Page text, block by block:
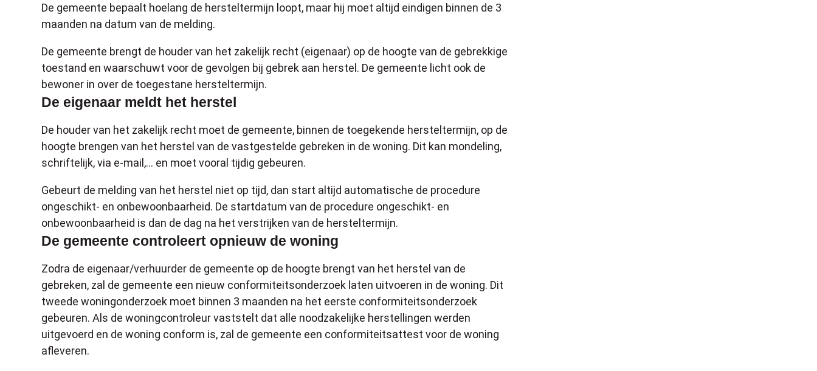
De gemeente bepaalt hoelang de hersteltermijn loopt, maar hij moet altijd eindigen binnen de 3
maanden na datum van de melding.
De gemeente brengt de houder van het zakelijk recht (eigenaar) op de hoogte van de gebrekkige
toestand en waarschuwt voor de gevolgen bij gebrek aan herstel. De gemeente licht ook de
bewoner in over de toegestane hersteltermijn.
De eigenaar meldt het herstel
De houder van het zakelijk recht moet de gemeente, binnen de toegekende hersteltermijn, op de
hoogte brengen van het herstel van de vastgestelde gebreken in de woning. Dit kan mondeling,
schriftelijk, via e-mail,… en moet vooral tijdig gebeuren.
Gebeurt de melding van het herstel niet op tijd, dan start altijd automatische de procedure
ongeschikt- en onbewoonbaarheid. De startdatum van de procedure ongeschikt- en
onbewoonbaarheid is dan de dag na het verstrijken van de hersteltermijn.
De gemeente controleert opnieuw de woning
Zodra de eigenaar/verhuurder de gemeente op de hoogte brengt van het herstel van de
gebreken, zal de gemeente een nieuw conformiteitsonderzoek laten uitvoeren in de woning. Dit
tweede woningonderzoek moet binnen 3 maanden na het eerste conformiteitsonderzoek
gebeuren. Als de woningcontroleur vaststelt dat alle noodzakelijke herstellingen werden
uitgevoerd en de woning conform is, zal de gemeente een conformiteitsattest voor de woning
afleveren.